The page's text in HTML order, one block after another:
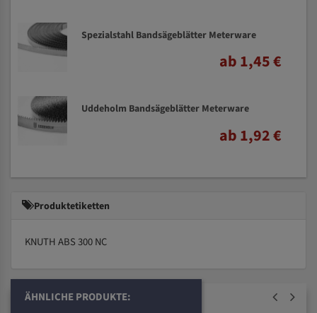
Spezialstahl Bandsägeblätter Meterware
ab 1,45 €
Uddeholm Bandsägeblätter Meterware
ab 1,92 €
Produktetiketten
KNUTH ABS 300 NC
ÄHNLICHE PRODUKTE: